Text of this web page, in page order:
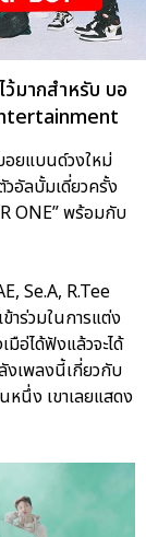
มากสำหรับ บอ
อยแบนด์วงใหม่
อัลบั้มเดี่ยวครั้ง
ONE” พร้อมกับ
Se.A, R.Tee
ข้าร่วมในการแต่ง
อ่ได้ฟังแล้วจะได้
งเพลงนี้เกี่ยวกับ
นึ่ง เขาเลยแสดง